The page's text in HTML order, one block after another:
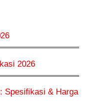
2026
Spesifikasi & Harga